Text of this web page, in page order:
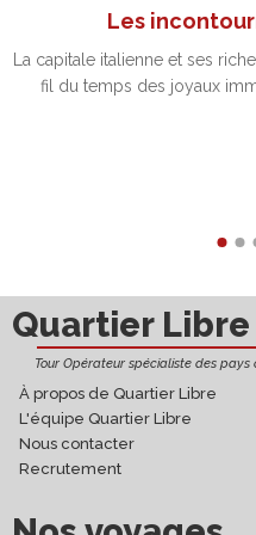
Les
La capitale italienne et ses
fil du temps des joyaux
Quartier Libre
Tour Opérateur spécialiste des pays
À propos de Quartier Libre
L'équipe Quartier Libre
Nous contacter
Recrutement